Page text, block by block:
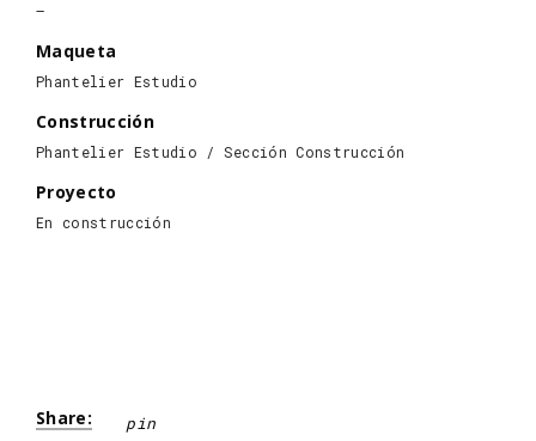
–
Maqueta
Phantelier Estudio
Construcción
Phantelier Estudio / Sección Construcción
Proyecto
En construcción
Share: pin